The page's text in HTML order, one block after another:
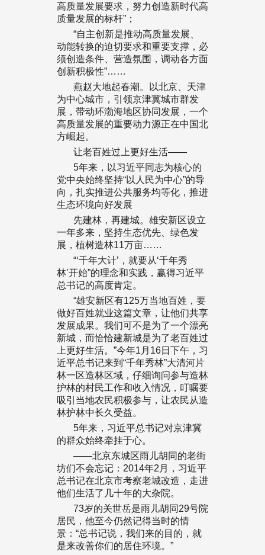
高质量发展要求，努力创造新时代高
质量发展的标杆”；
“自主创新是推动高质量发展、
动能转换的迫切要求和重要支撑，必
须创造条件、营造氛围，调动各方面
创新积极性”……
燕赵大地起春潮。以北京、天津
为中心城市，引领京津冀城市群发
展，带动环渤海地区协同发展，一个
高质量发展的重要动力源正在中国北
方崛起。
让老百姓过上更好生活——
5年来，以习近平同志为核心的
党中央始终坚持“以人民为中心”的导
向，扎实推进公共服务均等化，推进
生态环境向好发展
先建林，再建城。雄安新区设立
一年多来，坚持生态优先、绿色发
展，植树造林11万亩……
“‘千年大计’，就要从‘千年秀
林’开始”的理念和实践，赢得习近平
总书记的高度肯定。
“雄安新区有125万当地百姓，要
做好百姓就业这篇文章，让他们共享
发展成果。我们可不是为了一个漂亮
新城，而恰恰建新城是为了老百姓过
上更好生活。”今年1月16日下午，习
近平总书记来到“千年秀林”大清河片
林一区造林区域，仔细询问参与造林
护林的村民工作和收入情况，叮嘱要
吸引当地农民积极参与，让农民从造
林护林中长久受益。
5年来，习近平总书记对京津冀
的群众始终牵挂于心。
——北京东城区雨儿胡同的老街
坊们不会忘记：2014年2月，习近平
总书记在北京市考察老城改造，走进
他们生活了几十年的大杂院。
73岁的关世岳是雨儿胡同29号院
居民，他至今仍然记得当时的情
景：“总书记说，我们来的目的，就
是来改善你们的居住环境。”